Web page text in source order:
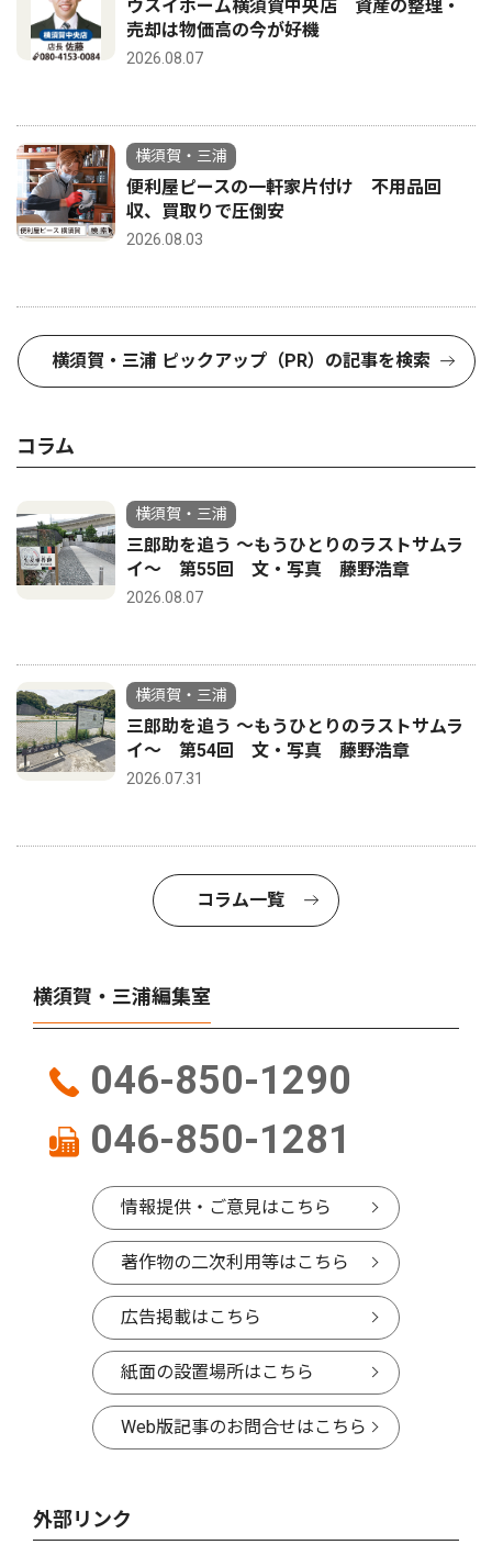
ウスイホーム横須賀中央店 資産の整理・
売却は物価高の今が好機
2026.08.07
横須賀・三浦
便利屋ピースの一軒家片付け 不用品回
収、買取りで圧倒安
2026.08.03
横須賀・三浦 ピックアップ（PR）の記事を検索
コラム
横須賀・三浦
三郎助を追う 〜もうひとりのラストサムラ
イ〜 第55回 文・写真 藤野浩章
2026.08.07
横須賀・三浦
三郎助を追う 〜もうひとりのラストサムラ
イ〜 第54回 文・写真 藤野浩章
2026.07.31
コラム一覧
横須賀・三浦編集室
046-850-1290
046-850-1281
情報提供・ご意見はこちら
著作物の二次利用等はこちら
広告掲載はこちら
紙面の設置場所はこちら
Web版記事のお問合せはこちら
外部リンク